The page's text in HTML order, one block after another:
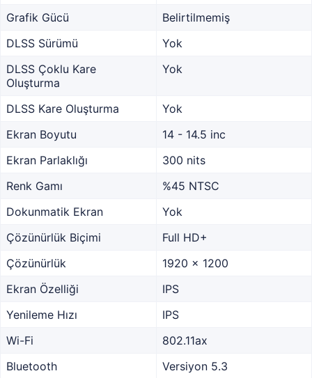
Grafik Gücü
Belirtilmemiş
DLSS Sürümü
Yok
DLSS Çoklu Kare
Oluşturma
Yok
DLSS Kare Oluşturma
Yok
Ekran Boyutu
14 - 14.5 inc
Ekran Parlaklığı
300 nits
Renk Gamı
%45 NTSC
Dokunmatik Ekran
Yok
Çözünürlük Biçimi
Full HD+
Çözünürlük
1920 x 1200
Ekran Özelliği
IPS
Yenileme Hızı
IPS
Wi-Fi
802.11ax
Bluetooth
Versiyon 5.3